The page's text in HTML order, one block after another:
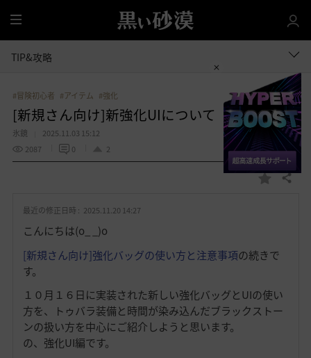
全
体
TIP&攻略
#冒険初心者 #アイテム #強化
[新規さん向け]新強化UIについて
氷鏡
2025.11.03 15:12
2087
0 2
お
り
共有する
最近の修正日時 : 2025.11.20 14:27
こんにちは(o_ _)o
[新規さん向け]強化バッグの使い方と注意事項の続きで
す。
１０月１６日に実装された新しい強化バッグとUIの使い
方を、トゥバラ装備と時間が染み込んだブラックストー
ンの扱い方を中心にご紹介しようと思います。
の、強化UI編です。